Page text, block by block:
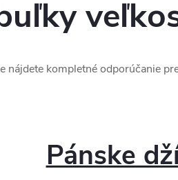
nájdete kompletné odporúčanie
Pánske